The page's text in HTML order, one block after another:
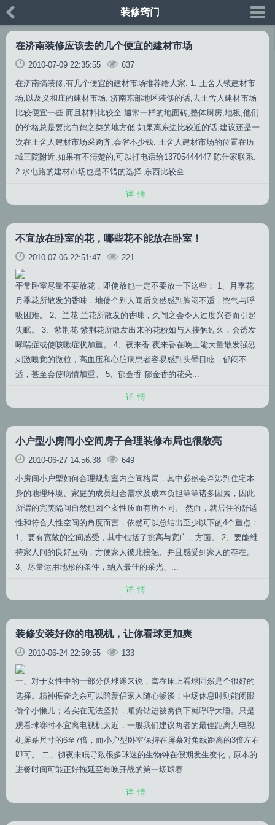
装修窍门
在济南装修应该去的几个便宜的建材市场
2010-07-09 22:35:55
637
在济南搞装修,有几个便宜的建材市场推荐给大家: 1. 王舍人镇建材市
场,以及义和庄的建材市场. 济南东部地区装修的话,去王舍人建材市场
比较便宜一些.而且材料比较全.通常一样的地面砖,整体厨房,地板,他们
的价格总是要比白鹤之类的地方低.如果离东边比较近的话,建议还是一
次在王舍人建材市场采购齐,会省不少钱. 王舍人建材市场的位置在历
城三院附近.如果有不清楚的,可以打电话给13705444447 陈仕家联系.
2.水屯路的建材市场也是不错的选择.东西比较全...
详情
不宜放在卧室的花，哪些花不能放在卧室！
2010-07-06 22:51:47 221
平常卧室尽量不要放花，即使放也一定不要放一下这些： 1、月季花
月季花所散发的香味，地使个别人闻后突然感到胸闷不适，憋气与呼
吸困难。 2、兰花 兰花所散发的香味，久闻之会令人过度兴奋而引起
失眠。 3、紫荆花 紫荆花所散发出来的花粉如与人接触过久，会诱发
哮喘症或使咳嗽症状加重。 4、夜来香 夜来香在晚上能大量散发强烈
刺激嗅觉的微粒，高血压和心脏病患者容易感到头晕目眩，郁闷不
适，甚至会使病情加重。 5、郁金香 郁金香的花朵...
详情
小户型小房间小空间房子合理装修布局也很敞亮
2010-06-27 14:56:38
649
小房间小户型如何合理规划室内空间格局，其中必然会牵涉到住宅本
身的地理环境、家庭的成员组合需求及成本负担等等诸多因素，因此
所谓的完美隔间自然也因个案性质而有所不同。 然而，就居住的舒适
性和符合人性空间的角度而言，依然可以总结出至少以下的4个重点：
1、要有宽敞的空间感受，其中包括了挑高与宽广二方面。 2、要能维
持家人间的良好互动，方便家人彼此接触、并且感受到家人的存在。
3、尽量运用地形的条件，纳入最佳的采光、...
详情
装修安装好你的电视机，让你看球更加爽
2010-06-24 22:59:55 133
一、对于女性中的一部分伪球迷来说，窝在床上看球固然是个很好的
选择。精神振奋之余可以陪爱侣家人随心畅谈；中场休息时则能闭眼
偷个小懒儿；若实在无法坚持，顺势钻进被窝倒下就呼呼大睡。只是
观看球赛时不宜离电视机太近，一般我们建议两者的最佳距离为电视
机屏幕尺寸的6至7倍，而小户型卧室保持在屏幕对角线距离的3倍左右
即可。 二、彻夜未眠导致很多球迷的生物钟在假期发生变化，原本的
进餐时间可能正好拖延至每晚开战的第一场球赛...
详情